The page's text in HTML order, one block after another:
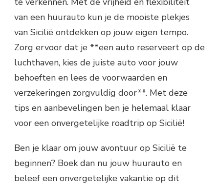
van een huurauto kun je de mooiste plekjes
van Sicilië ontdekken op jouw eigen tempo.
Zorg ervoor dat je **een auto reserveert op de
luchthaven, kies de juiste auto voor jouw
behoeften en lees de voorwaarden en
verzekeringen zorgvuldig door**. Met deze
tips en aanbevelingen ben je helemaal klaar
voor een onvergetelijke roadtrip op Sicilië!
Ben je klaar om jouw avontuur op Sicilië te
beginnen? Boek dan nu jouw huurauto en
beleef een onvergetelijke vakantie op dit